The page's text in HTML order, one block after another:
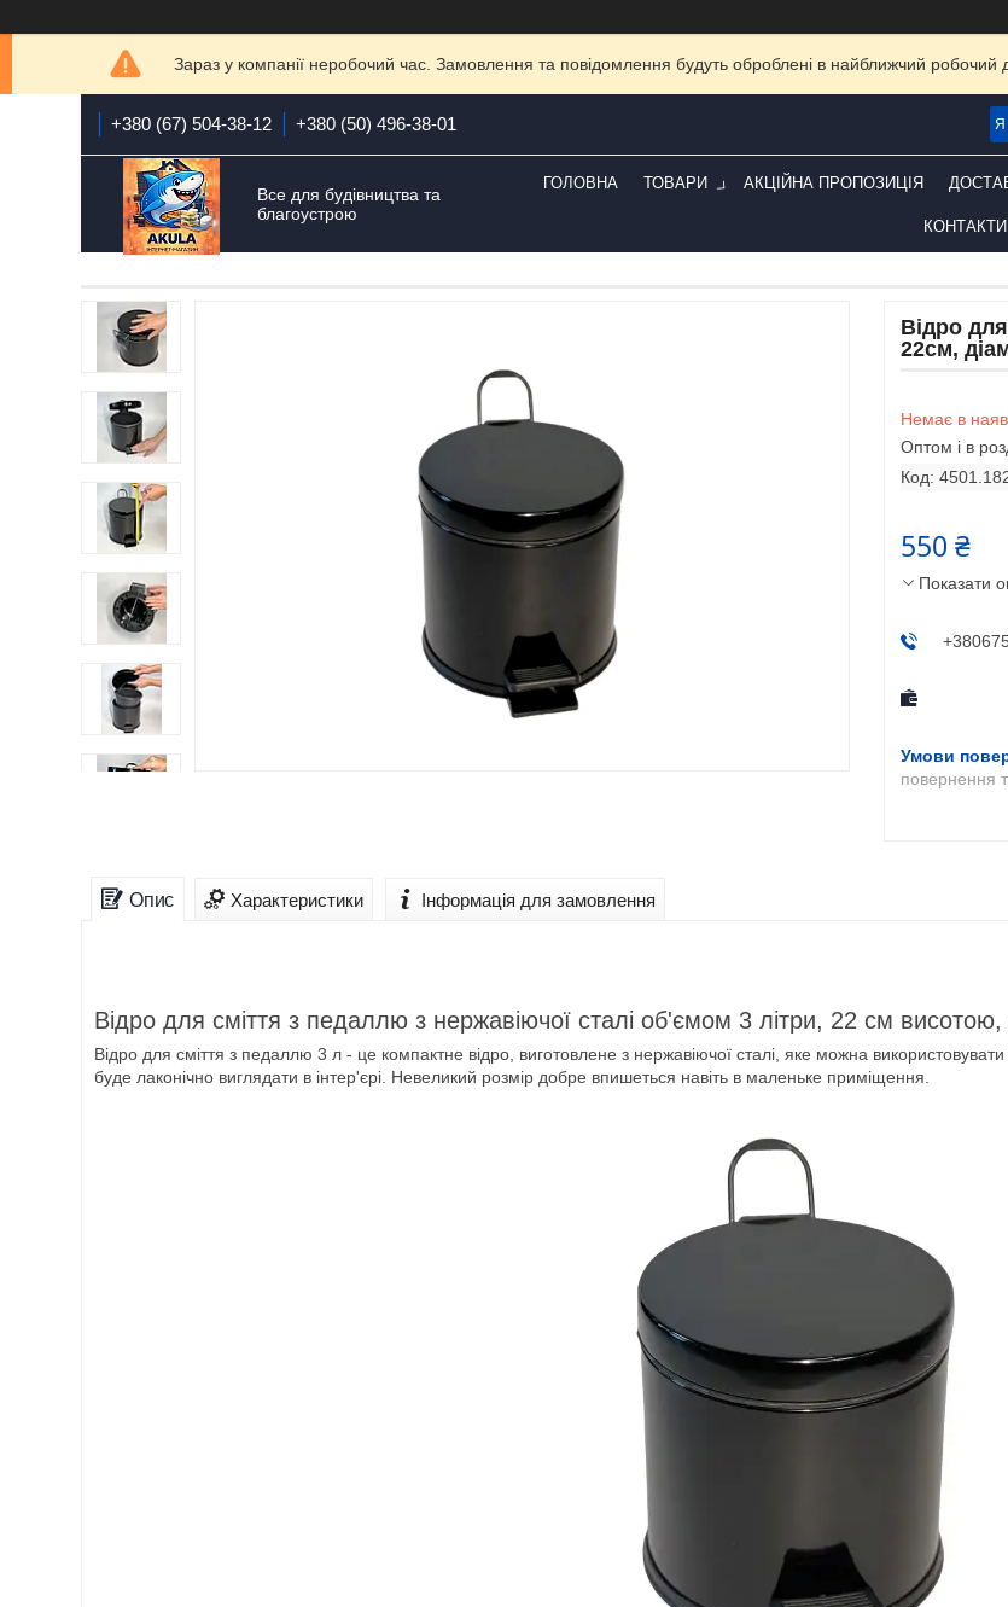
Зараз у компанії неробочий час. Замовлення та повідомлення будуть оброблені в найближчий
+380 (67) 504-38-12 +380 (50) 496-38-01
Все для будівництва та
благоустрою
ГОЛОВНА ТОВАРИ АКЦІЙНА ПРОПОЗИЦІЯ
КОНТАКТИ
Відро
22см,
Немає в
Оптом і в
Код:
550 ₴
Показати
повернення
Опис Характеристики Інформація для замовлення
Відро для сміття з педаллю з нержавіючої сталі об'ємом 3 літри, 22 см
Відро для сміття з педаллю 3 л - це компактне відро, виготовлене з нержавіючої сталі, яке можна використовувати
буде лаконічно виглядати в інтер'єрі. Невеликий розмір добре впишеться навіть в маленьке приміщення.